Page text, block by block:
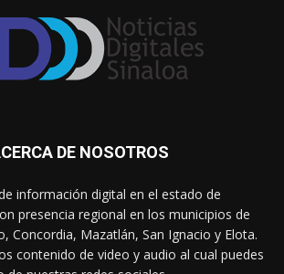
DE NOSOTROS
información digital en el estado de
presencia regional en los municipios de
Concordia, Mazatlán, San Ignacio y Elota.
contenido de video y audio al cual puedes